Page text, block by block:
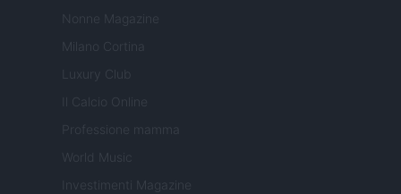
Nonne Magazine
Milano Cortina
Luxury Club
Il Calcio Online
Professione mamma
World Music
Investimenti Magazine